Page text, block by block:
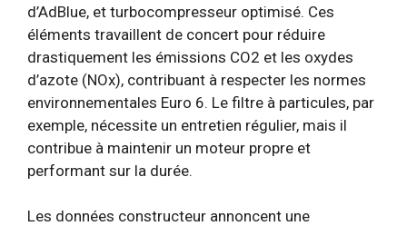
d’AdBlue, et turbocompresseur optimisé. Ces
éléments travaillent de concert pour réduire
drastiquement les émissions CO2 et les oxydes
d’azote (NOx), contribuant à respecter les normes
environnementales Euro 6. Le filtre à particules, par
exemple, nécessite un entretien régulier, mais il
contribue à maintenir un moteur propre et
performant sur la durée.
Les données constructeur annoncent une